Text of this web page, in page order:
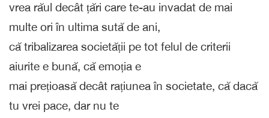
vrea răul decât țări care te-au invadat de mai
multe ori în ultima sută de ani,
că tribalizarea societății pe tot felul de criterii
aiurite e bună, că emoția e
mai prețioasă decât rațiunea în societate, că dacă
tu vrei pace, dar nu te